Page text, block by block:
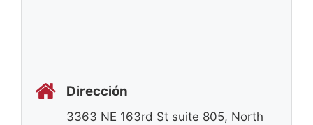
Dirección
3363 NE 163rd St suite 805, North